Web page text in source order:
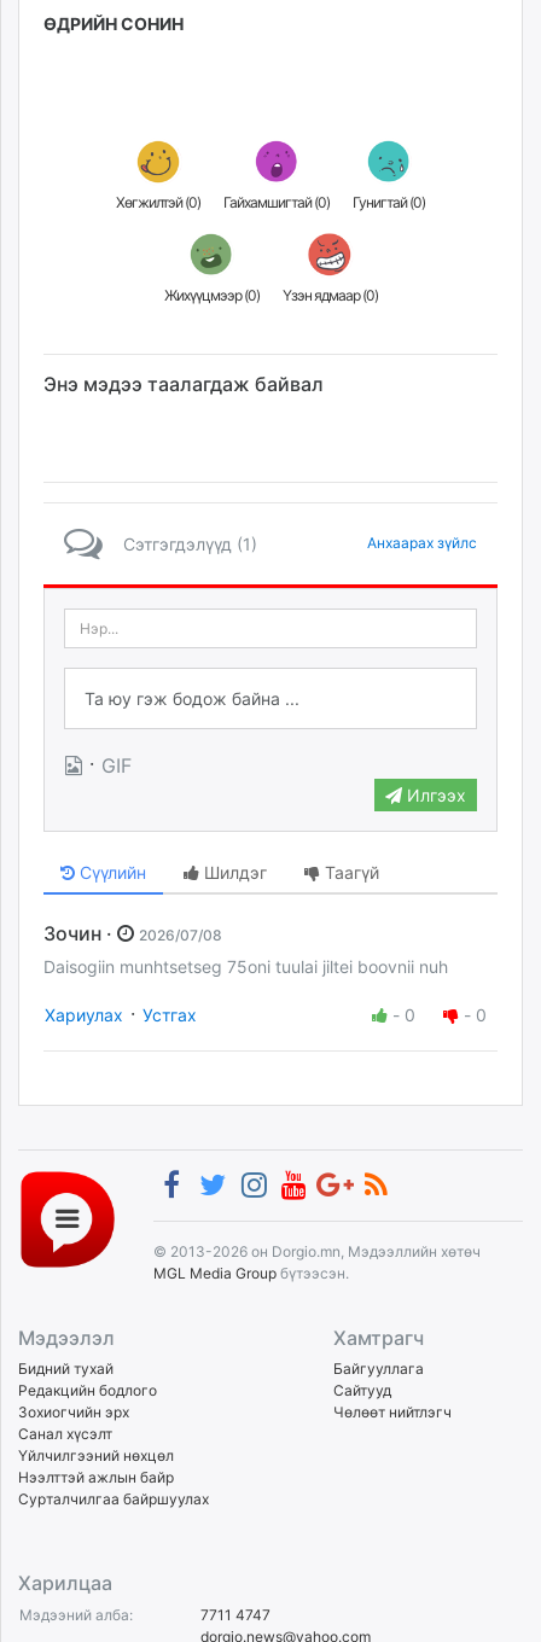
ӨДРИЙН СОНИН
Хөгжилтэй (0) Гайхамшигтай (0) Гунигтай (0)
Жихүүцмээр (0) Үзэн ядмаар (0)
Энэ мэдээ таалагдаж байвал
Сэтгэгдэлүүд (1) Анхаарах зүйлс
· GIF
Илгээх
Сүүлийн Шилдэг Таагүй
Зочин · 2026/07/08
Daisogiin munhtsetseg 75oni tuulai jiltei boovnii nuh
Хариулах · Устгах - 0 - 0
© 2013-2026 он Dorgio.mn, Мэдээллийн хөтөч
MGL Media Group бүтээсэн.
Мэдээлэл
Бидний тухай
Редакцийн бодлого
Зохиогчийн эрх
Санал хүсэлт
Үйлчилгээний нөхцөл
Нээлттэй ажлын байр
Сурталчилгаа байршуулах
Хамтрагч
Байгууллага
Сайтууд
Чөлөөт нийтлэгч
Харилцаа
Мэдээний алба:
7711 4747
dorgio.news@yahoo.com